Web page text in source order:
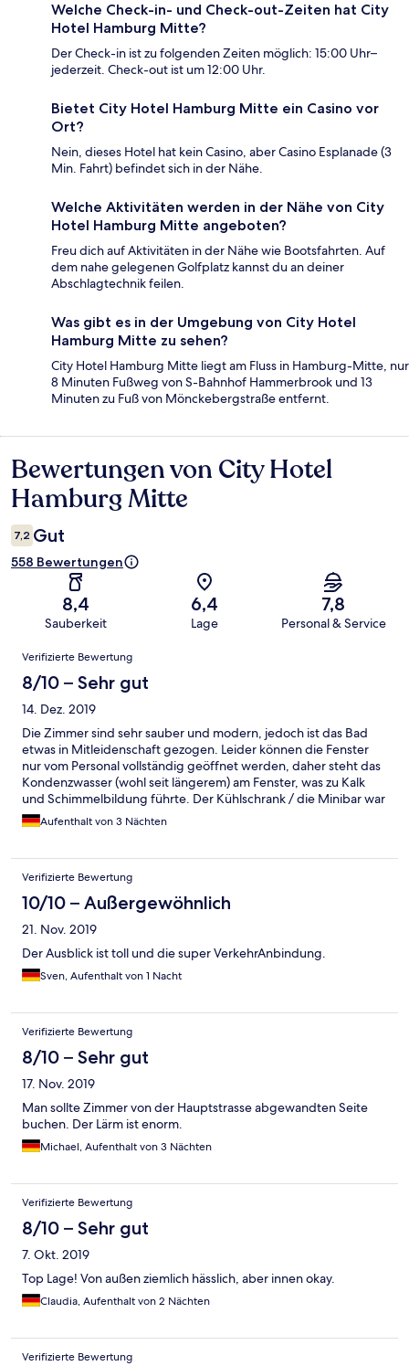
Welche Check-in- und Check-out-Zeiten hat City
Hotel Hamburg Mitte?
Der Check-in ist zu folgenden Zeiten möglich: 15:00 Uhr–
jederzeit. Check-out ist um 12:00 Uhr.
Bietet City Hotel Hamburg Mitte ein Casino vor
Ort?
Nein, dieses Hotel hat kein Casino, aber Casino Esplanade (3
Min. Fahrt) befindet sich in der Nähe.
Welche Aktivitäten werden in der Nähe von City
Hotel Hamburg Mitte angeboten?
Freu dich auf Aktivitäten in der Nähe wie Bootsfahrten. Auf
dem nahe gelegenen Golfplatz kannst du an deiner
Abschlagtechnik feilen.
Was gibt es in der Umgebung von City Hotel
Hamburg Mitte zu sehen?
City Hotel Hamburg Mitte liegt am Fluss in Hamburg-Mitte, nur
8 Minuten Fußweg von S-Bahnhof Hammerbrook und 13
Minuten zu Fuß von Mönckebergstraße entfernt.
Bewertungen
Bewertungen von City Hotel
Hamburg Mitte
7,2 Gut
558 Bewertungen
8,4
Sauberkeit
6,4
Lage
7,8
Personal & Service
Bewertungen
Verifizierte Bewertung
8/10 – Sehr gut
14. Dez. 2019
Die Zimmer sind sehr sauber und modern, jedoch ist das Bad
etwas in Mitleidenschaft gezogen. Leider können die Fenster
nur vom Personal vollständig geöffnet werden, daher steht das
Kondenzwasser (wohl seit längerem) am Fenster, was zu Kalk
und Schimmelbildung führte. Der Kühlschrank / die Minibar war
nicht angeschlossen und aufgefüllt, diente aber als
Nachttischkommode. Das Frühstück ist reichhaltig. Das Personal
Aufenthalt von 3 Nächten
Verifizierte Bewertung
10/10 – Außergewöhnlich
21. Nov. 2019
Der Ausblick ist toll und die super VerkehrAnbindung.
Sven, Aufenthalt von 1 Nacht
Verifizierte Bewertung
8/10 – Sehr gut
17. Nov. 2019
Man sollte Zimmer von der Hauptstrasse abgewandten Seite
buchen. Der Lärm ist enorm.
Michael, Aufenthalt von 3 Nächten
Verifizierte Bewertung
8/10 – Sehr gut
7. Okt. 2019
Top Lage! Von außen ziemlich hässlich, aber innen okay.
Claudia, Aufenthalt von 2 Nächten
Verifizierte Bewertung